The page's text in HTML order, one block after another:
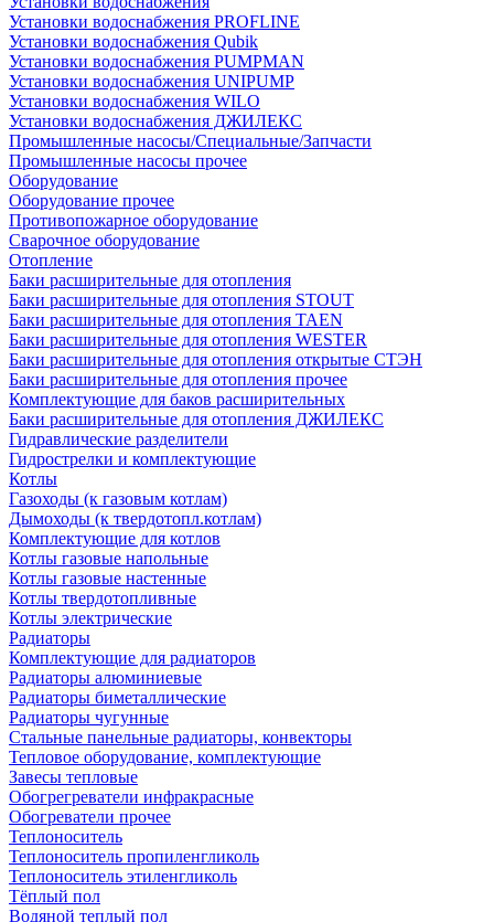
Установки водоснабжения PROFLINE
Установки водоснабжения Qubik
Установки водоснабжения PUMPMAN
Установки водоснабжения UNIPUMP
Установки водоснабжения WILO
Установки водоснабжения ДЖИЛЕКС
Промышленные насосы/Специальные/Запчасти
Промышленные насосы прочее
Оборудование
Оборудование прочее
Противопожарное оборудование
Сварочное оборудование
Отопление
Баки расширительные для отопления
Баки расширительные для отопления STOUT
Баки расширительные для отопления TAEN
Баки расширительные для отопления WESTER
Баки расширительные для отопления открытые СТЭН
Баки расширительные для отопления прочее
Комплектующие для баков расширительных
Баки расширительные для отопления ДЖИЛЕКС
Гидравлические разделители
Гидрострелки и комплектующие
Котлы
Газоходы (к газовым котлам)
Дымоходы (к твердотопл.котлам)
Комплектующие для котлов
Котлы газовые напольные
Котлы газовые настенные
Котлы твердотопливные
Котлы электрические
Радиаторы
Комплектующие для радиаторов
Радиаторы алюминиевые
Радиаторы биметаллические
Радиаторы чугунные
Стальные панельные радиаторы, конвекторы
Тепловое оборудование, комплектующие
Завесы тепловые
Обогрегреватели инфракрасные
Обогреватели прочее
Теплоноситель
Теплоноситель пропиленгликоль
Теплоноситель этиленгликоль
Тёплый пол
Водяной теплый пол